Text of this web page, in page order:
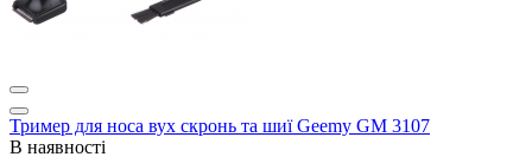
Тример для носа вух скронь та шиї Geemy GM 3107
В наявності